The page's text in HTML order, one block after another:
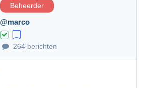
Beheerder
@marco
264 berichten